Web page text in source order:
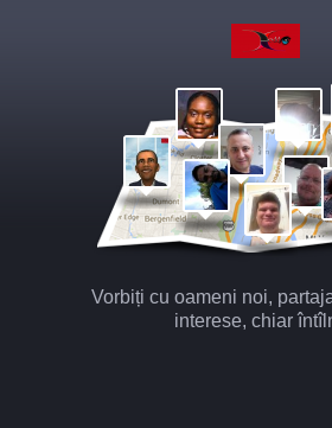
Vorbiți cu oameni noi,
interese, chiar